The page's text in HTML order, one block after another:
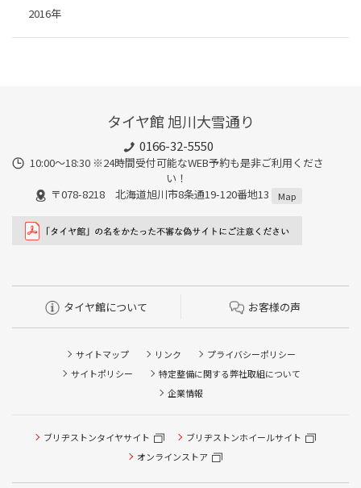
2016年
タイヤ館 旭川大雪通り
0166-32-5550
10:00～18:30 ※24時間受付可能なWEB予約も是非ご利用くださ
い！
〒078-8218 北海道旭川市8条通19-120番地13
Map
タイヤ館について お客様の声
サイトマップ リンク
プライバシーポリシー
サイトポリシー
特定整備に関する弊社取組について
企業情報
ブリヂストンタイヤサイト
ブリヂストンホイールサイト
オンラインストア
タイヤ点検・安全点検/タイヤ履き替え/オイル交換/その他
ピット作業の予約